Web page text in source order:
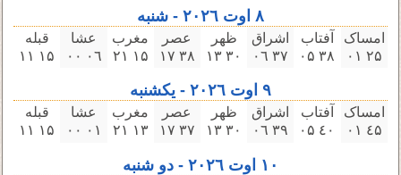
٨ اوت ۲۰۲٦ - شنبه
امساک
۲۵ ۰۱
آفتاب
۳٨ ۰۵
اشراق
۳٧ ۰٦
ظهر
۳۰ ۱۳
عصر
۳٨ ۱٧
مغرب
۱۵ ۲۱
عشا
۰٦ ۰۰
قبله
۱۵ ۱۱
٩ اوت ۲۰۲٦ - یکشنبه
امساک
٤۵ ۰۱
آفتاب
٤۰ ۰۵
اشراق
۳٩ ۰٦
ظهر
۳۰ ۱۳
عصر
۳٧ ۱٧
مغرب
۱۳ ۲۱
عشا
۰۱ ۰۰
قبله
۱۵ ۱۱
۱۰ اوت ۲۰۲٦ - دو شنبه